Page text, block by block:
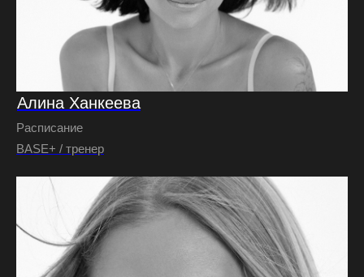
Алина Ханкеева
Расписание
BASE+ / тренер